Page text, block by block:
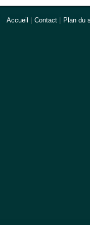
Accueil Contact Plan du